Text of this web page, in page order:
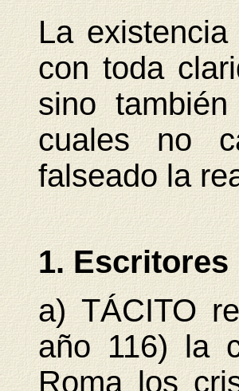
La
con toda
sino
cuales no
falseado la
1. Escritores
a) TÁCITO
año 116) la
Roma los